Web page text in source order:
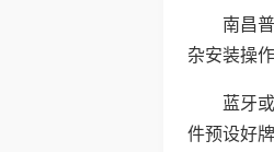
南昌
杂安装操
蓝牙
件预设好